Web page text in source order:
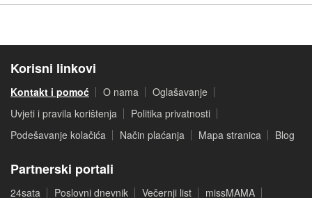
Korisni linkovi
Kontakt i pomoć O nama
Oglašavanje
Uvjeti i pravila korištenja
Politika privatnosti
Podešavanje kolačića
Način plaćanja Mapa stranica Blog
Partnerski portali
24sata Poslovni dnevnik Večernji list missMAMA